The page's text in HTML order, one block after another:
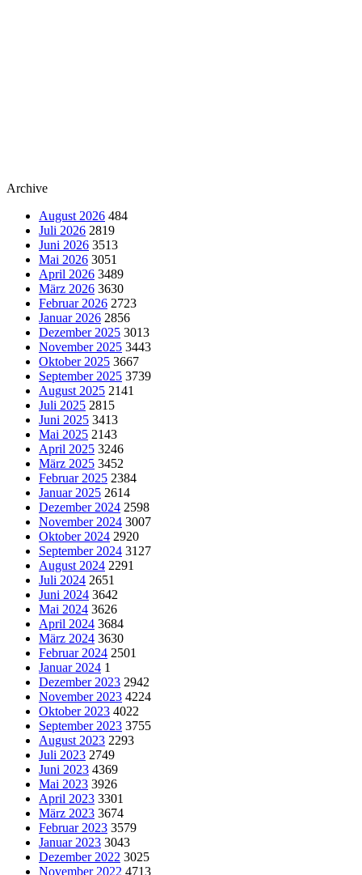
Archive
August 2026 484
Juli 2026 2819
Juni 2026 3513
Mai 2026 3051
April 2026 3489
März 2026 3630
Februar 2026 2723
Januar 2026 2856
Dezember 2025 3013
November 2025 3443
Oktober 2025 3667
September 2025 3739
August 2025 2141
Juli 2025 2815
Juni 2025 3413
Mai 2025 2143
April 2025 3246
März 2025 3452
Februar 2025 2384
Januar 2025 2614
Dezember 2024 2598
November 2024 3007
Oktober 2024 2920
September 2024 3127
August 2024 2291
Juli 2024 2651
Juni 2024 3642
Mai 2024 3626
April 2024 3684
März 2024 3630
Februar 2024 2501
Januar 2024 1
Dezember 2023 2942
November 2023 4224
Oktober 2023 4022
September 2023 3755
August 2023 2293
Juli 2023 2749
Juni 2023 4369
Mai 2023 3926
April 2023 3301
März 2023 3674
Februar 2023 3579
Januar 2023 3043
Dezember 2022 3025
November 2022 4713